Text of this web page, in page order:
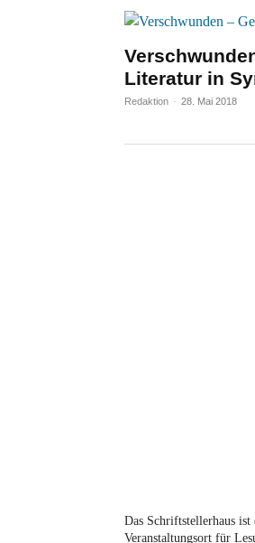
Literatur in
Redaktion - 28. Mai 2018
Das Schriftstellerhaus
Veranstaltungsort für